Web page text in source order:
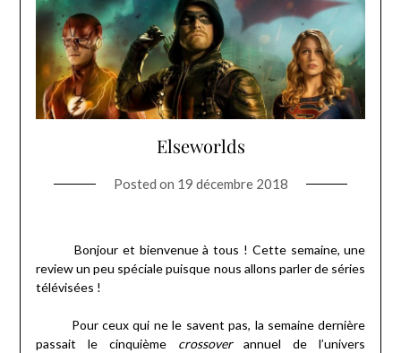
Elseworlds
Posted on 19 décembre 2018
Bonjour et bienvenue à tous ! Cette semaine, une
review un peu spéciale puisque nous allons parler de séries
télévisées !
Pour ceux qui ne le savent pas, la semaine dernière
passait le cinquième crossoverannuel de l’univers